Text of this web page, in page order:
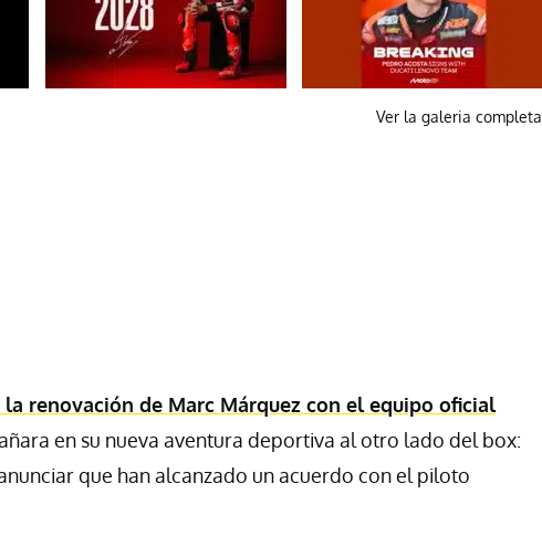
Ver la galeria completa
la renovación de Marc Márquez con el equipo oficial
en su nueva aventura deportiva al otro lado del box:
que han alcanzado un acuerdo con el piloto